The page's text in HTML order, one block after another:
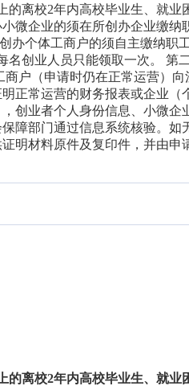
离校2年内高校毕业生、就业
微企业的须在所创办企业缴纳
办个体工商户的须自主缴纳职
名创业人员只能领取一次。 第
户（申请时仍在正常运营）向
正常运营的财务报表或企业（
创业者个人身份信息、小微企
障部门通过信息系统核验。如
明材料原件及复印件，并由申
离校2年内高校毕业生、就业